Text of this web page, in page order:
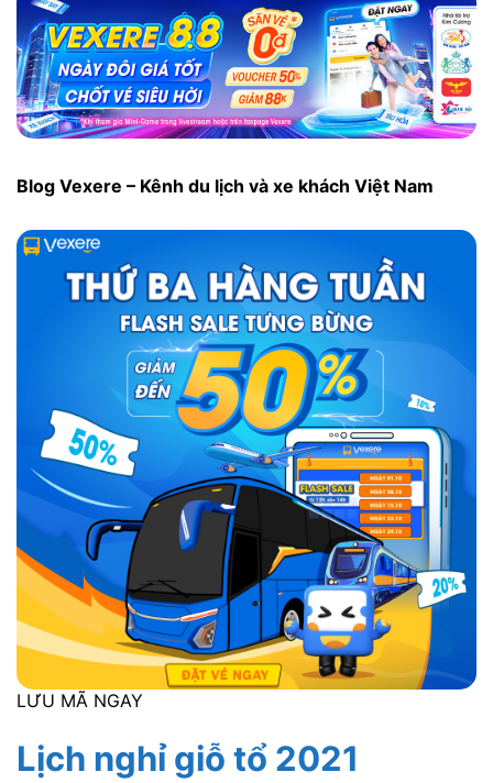
Blog Vexere – Kênh du lịch và xe khách Việt Nam
LƯU MÃ NGAY
Lịch nghỉ giỗ tổ 2021